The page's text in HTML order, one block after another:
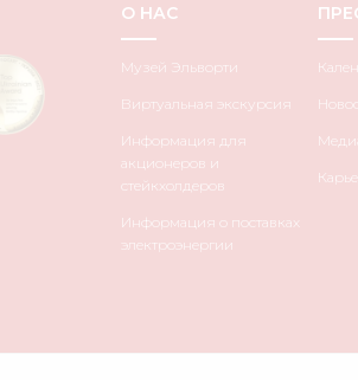
О НАС
Музей Эльворти
Виртуальная экскурсия
Информация для
акционеров и
стейкхолдеров
Информация о поставках
электроэнергии